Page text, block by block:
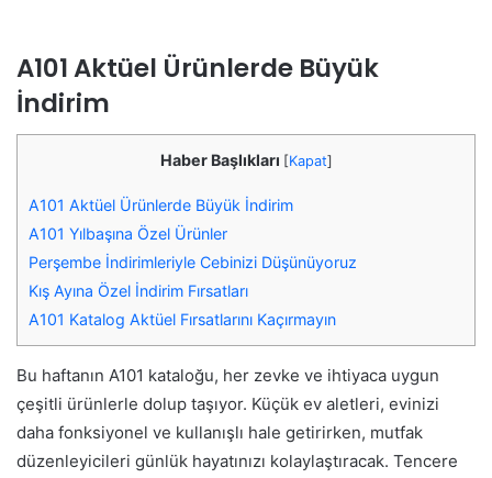
A101 Aktüel Ürünlerde Büyük
İndirim
Haber Başlıkları [Kapat]
A101 Aktüel Ürünlerde Büyük İndirim
A101 Yılbaşına Özel Ürünler
Perşembe İndirimleriyle Cebinizi Düşünüyoruz
Kış Ayına Özel İndirim Fırsatları
A101 Katalog Aktüel Fırsatlarını Kaçırmayın
Bu haftanın A101 kataloğu, her zevke ve ihtiyaca uygun
çeşitli ürünlerle dolup taşıyor. Küçük ev aletleri, evinizi
daha fonksiyonel ve kullanışlı hale getirirken, mutfak
düzenleyicileri günlük hayatınızı kolaylaştıracak. Tencere